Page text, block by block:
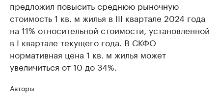
предложил повысить среднюю рыночную
стоимость 1 кв. м жилья в III квартале 2024 года
на 11% относительной стоимости, установленной
в I квартале текущего года. В СКФО
нормативная цена 1 кв. м жилья может
увеличиться от 10 до 34%.
Авторы